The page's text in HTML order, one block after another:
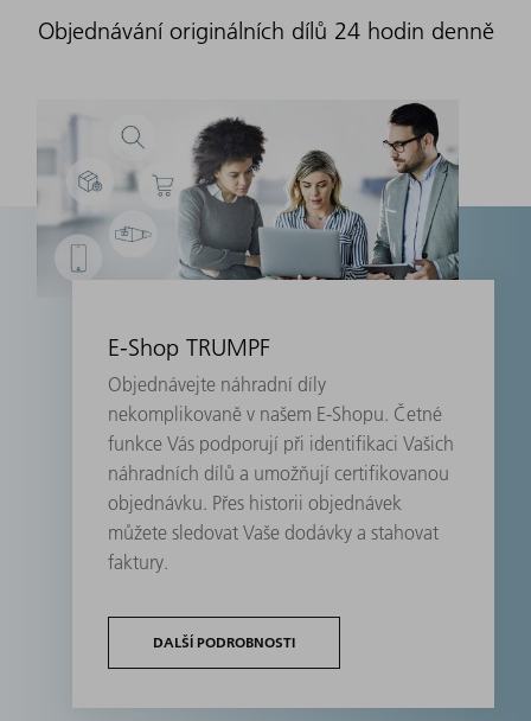
Objednávání originálních dílů 24 hodin denně
E-Shop TRUMPF
Objednávejte náhradní díly
nekomplikovaně v našem E-Shopu. Četné
funkce Vás podporují při identifikaci Vašich
náhradních dílů a umožňují certifikovanou
objednávku. Přes historii objednávek
můžete sledovat Vaše dodávky a stahovat
faktury.
DALŠÍ PODROBNOSTI